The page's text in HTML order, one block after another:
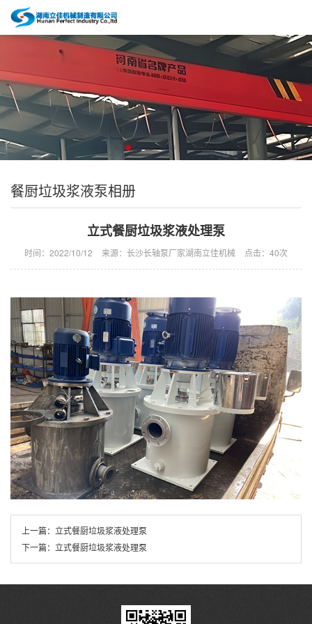
餐厨垃圾浆液泵相册
立式餐厨垃圾浆液处理泵
时间：2022/10/12 来源：长沙长轴泵厂家湖南立佳机械 点击： 40次
上一篇： 立式餐厨垃圾浆液处理泵
下一篇： 立式餐厨垃圾浆液处理泵